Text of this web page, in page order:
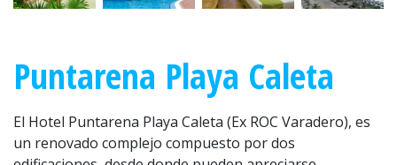
Puntarena Playa Caleta
El Hotel Puntarena Playa Caleta (Ex ROC Varadero), es
un renovado complejo compuesto por dos